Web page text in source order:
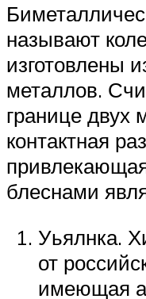
называют
изготовлены
металлов.
границе двух
контактная
блеснами
Уьялнка.
от
имеющая